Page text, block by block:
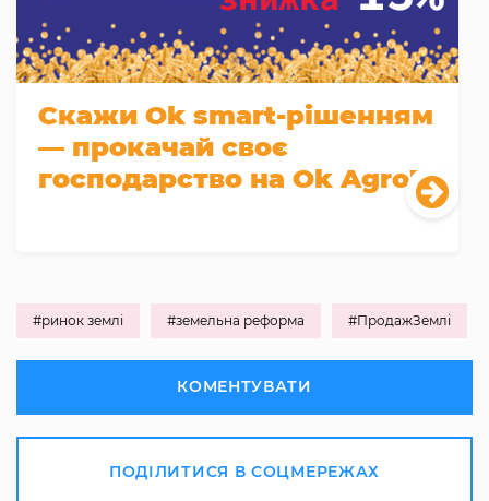
Скажи Оk smart-рішенням
— прокачай своє
господарство на Оk Agro!
#ринок землі #земельна реформа #ПродажЗемлі
КОМЕНТУВАТИ
ПОДІЛИТИСЯ В СОЦМЕРЕЖАХ